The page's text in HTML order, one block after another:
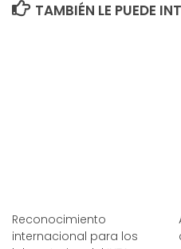
TAMBIÉN LE PUEDE
Reconocimiento
internacional para los